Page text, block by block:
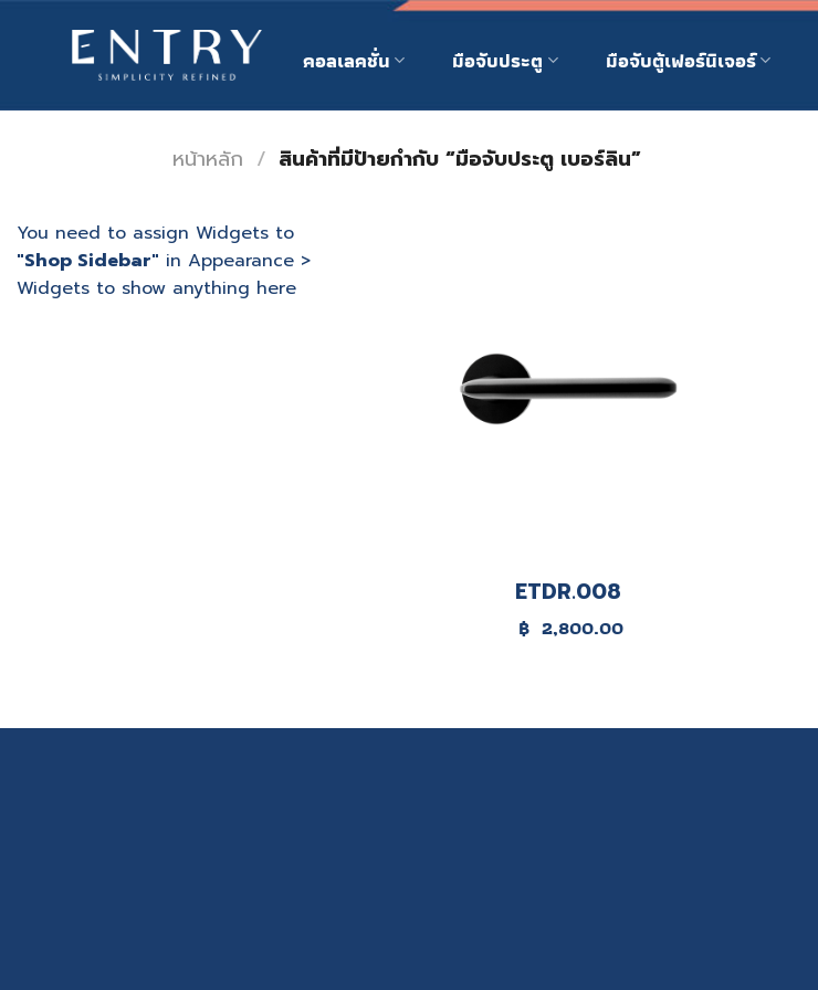
คอลเลคชั่น มือจับประตู มือจับตู้เฟอร์นิเจอร์
หน้าหลัก / สินค้าที่มีป้ายกำกับ “มือจับประตู เบอร์ลิน”
You need to assign Widgets to
"Shop Sidebar" in Appearance >
Widgets to show anything here
ETDR.008
฿ 2,800.00